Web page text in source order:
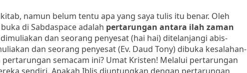
namun belum tentu apa yang saya tulis itu benar. Oleh
di Sabdaspace adalah pertarungan antara ilah zaman
dan seorang penyesat (hai hai) ditelanjangi abis-
dan seorang penyesat (Ev. Daud Tony) dibuka kesalahan-
semacam ini? Umat Kristen! Melalui pertarungan